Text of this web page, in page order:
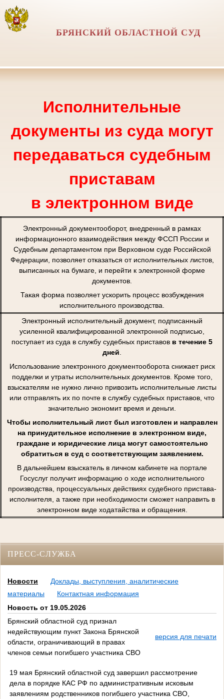
БРЯНСКИЙ ОБЛАСТНОЙ СУД
Исполнительные
документы из суда могут
передаваться судебным
приставам
в электронном виде
Электронный документооборот, внедренный в рамках
информационного взаимодействия между ФССП России и
Судебным департаментом при Верховном суде Российской
Федерации, позволяет отказаться от исполнительных листов,
выписанных на бумаге, и перейти к электронной форме
документов.
Такая форма позволяет ускорить процесс возбуждения
исполнительного производства.
Электронный исполнительный документ, подписанный
усиленной квалифицированной электронной подписью,
поступает из суда в службу судебных приставов в течение 5
дней
Использование электронного документооборота снижает риск
подделки и утраты исполнительных документов. Кроме того,
взыскателям не нужно лично привозить исполнительные листы
или отправлять их по почте в службу судебных приставов, что
значительно экономит время и деньги.
Чтобы исполнительный лист был изготовлен и направлен
на принудительное исполнение в электронном виде,
граждане и юридические лица могут самостоятельно
обратиться в суд с соответствующим заявлением.
В дальнейшем взыскатель в личном кабинете на портале
Госуслуг получит информацию о ходе исполнительного
производства, процессуальных действиях судебного пристава-
исполнителя, а также при необходимости сможет направить в
электронном виде ходатайства и обращения.
ПРЕСС-СЛУЖБА
Новости
Доклады, выступления, аналитические
материалы
Контактная информация
Новость от 19.05.2026
Брянский областной суд признал
недействующим пункт Закона Брянской
области, ограничивающий в правах
членов семьи погибшего участника СВО
версия для печати
19 мая Брянский областной суд завершил рассмотрение
дела в порядке КАС РФ по административным исковым
заявлениям родственников погибшего участника СВО,